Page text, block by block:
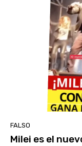
FALSO
Milei es el